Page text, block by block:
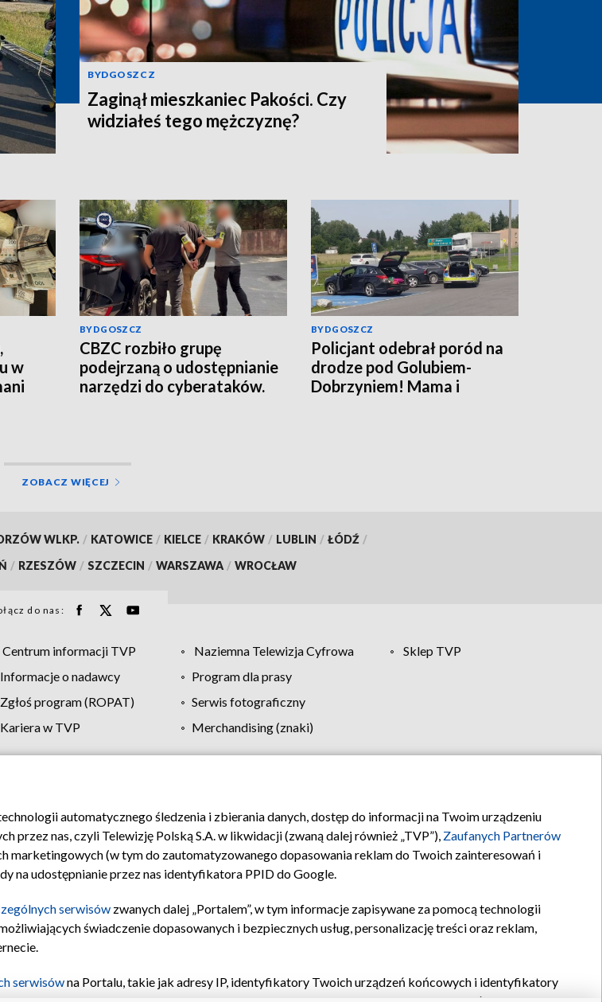
BYDGOSZCZ
Zaginął mieszkaniec Pakości. Czy
widziałeś tego mężczyznę?
w
BYDGOSZCZ
CBZC rozbiło grupę
podejrzaną o udostępnianie
narzędzi do cyberataków.
BYDGOSZCZ
Policjant odebrał poród na
drodze pod Golubiem-
Dobrzyniem! Mama i
ZOBACZ WIĘCEJ
WLKP. / KATOWICE / KIELCE / KRAKÓW / LUBLIN / ŁÓDŹ /
/ RZESZÓW / SZCZECIN / WARSZAWA / WROCŁAW
do nas:
Centrum informacji TVP Naziemna Telewizja Cyfrowa
Sklep TVP
Informacje o nadawcy
Program dla prasy
Zgłoś program (ROPAT)
Serwis fotograficzny
Kariera w TVP
Merchandising (znaki)
Moje zgody Pomoc Biuro reklamy Kontakt
automatycznego śledzenia i zbierania danych, dostęp do informacji na Twoim urządzeniu
nas, czyli Telewizję Polską S.A. w likwidacji (zwaną dalej również „TVP”), Zaufanych Partnerów
marketingowych (w tym do zautomatyzowanego dopasowania reklam do Twoich zainteresowań i
na udostępnianie przez nas identyfikatora PPID do Google.
serwisów zwanych dalej „Portalem”, w tym informacje zapisywane za pomocą technologii
świadczenie dopasowanych i bezpiecznych usług, personalizację treści oraz reklam,
serwisówna Portalu, takie jak adresy IP, identyfikatory Twoich urządzeń końcowych i identyfikatory